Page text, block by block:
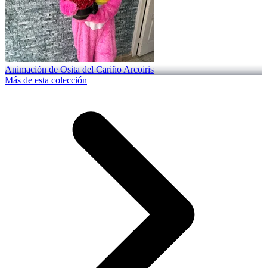
Animación de Osita del Cariño Arcoiris
Más de esta colección